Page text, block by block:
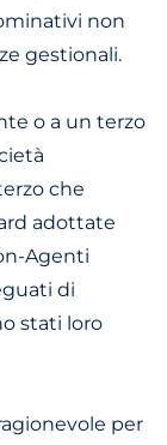
non
gestionali.
o a un terzo
che
adottate
Agenti
di
stati loro
per